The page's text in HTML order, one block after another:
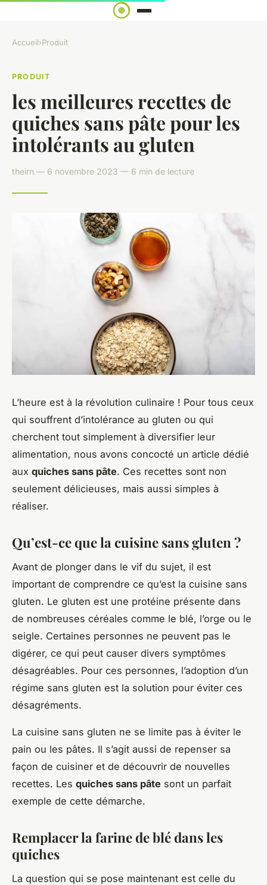
Accueil›Produit
PRODUIT
les meilleures recettes de
quiches sans pâte pour les
intolérants au gluten
theirn — 6 novembre 2023 — 6 min de lecture
L’heure est à la révolution culinaire ! Pour tous ceux
qui souffrent d’intolérance au gluten ou qui
cherchent tout simplement à diversifier leur
alimentation, nous avons concocté un article dédié
aux quiches sans pâte. Ces recettes sont non
seulement délicieuses, mais aussi simples à
réaliser.
Qu’est-ce que la cuisine sans gluten ?
Avant de plonger dans le vif du sujet, il est
important de comprendre ce qu’est la cuisine sans
gluten. Le gluten est une protéine présente dans
de nombreuses céréales comme le blé, l’orge ou le
seigle. Certaines personnes ne peuvent pas le
digérer, ce qui peut causer divers symptômes
désagréables. Pour ces personnes, l’adoption d’un
régime sans gluten est la solution pour éviter ces
désagréments.
La cuisine sans gluten ne se limite pas à éviter le
pain ou les pâtes. Il s’agit aussi de repenser sa
façon de cuisiner et de découvrir de nouvelles
recettes. Les quiches sans pâte sont un parfait
exemple de cette démarche.
Remplacer la farine de blé dans les
quiches
La question qui se pose maintenant est celle du